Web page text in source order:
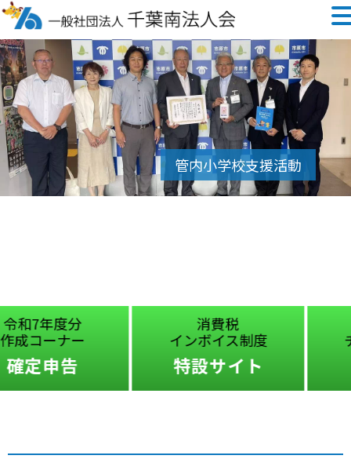
消費税
インボイス制度
特設サイト
チャットボット
ふたば